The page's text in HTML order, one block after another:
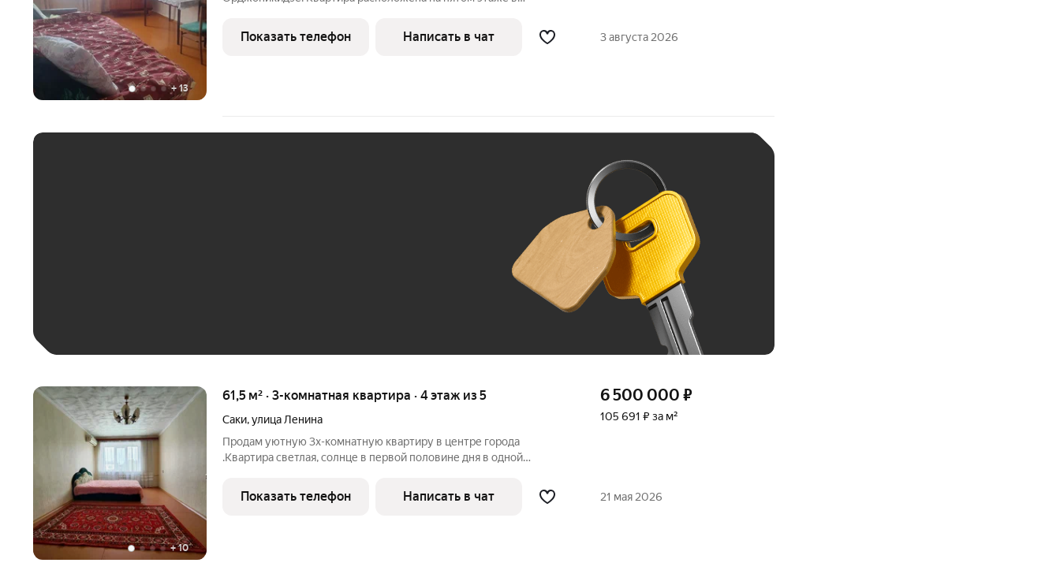
+13
согласные с продажей квартиры. Планировка: три раздельные
комнаты,
Показать телефон Написать в чат 3 августа 2026
+10
61,5 м² · 3-комнатная квартира · 4 этаж из 5
Саки,улица Ленина
Продам уютную 3х-комнатную квартиру в центре города
.Квартира светлая, солнце в первой половине дня в одной
этаже, в середине дома, теплая , просторная.Общая площадь 61,5
кв.м. Планировка
6 500 000 ₽
105 691 ₽ за м²
Показать телефон Написать в чат 21 мая 2026